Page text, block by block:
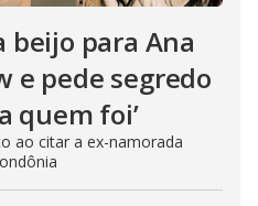
beijo para Ana
e pede segredo
quem foi’
ao citar a ex-namorada